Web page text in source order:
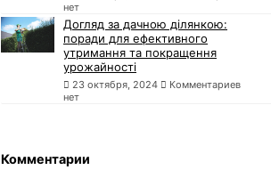
нет
Догляд за дачною ділянкою:
поради для ефективного
утримання та покращення
урожайності
23 октября, 2024
Комментариев
нет
Комментарии